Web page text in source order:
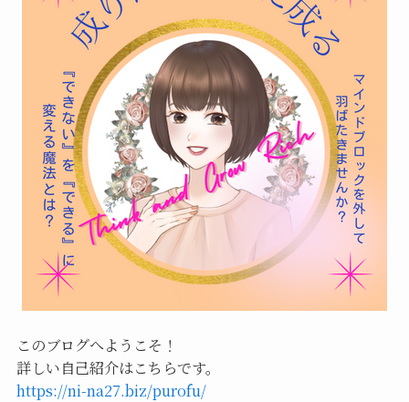
このブログへようこそ！
詳しい自己紹介はこちらです。
https://ni-na27.biz/purofu/